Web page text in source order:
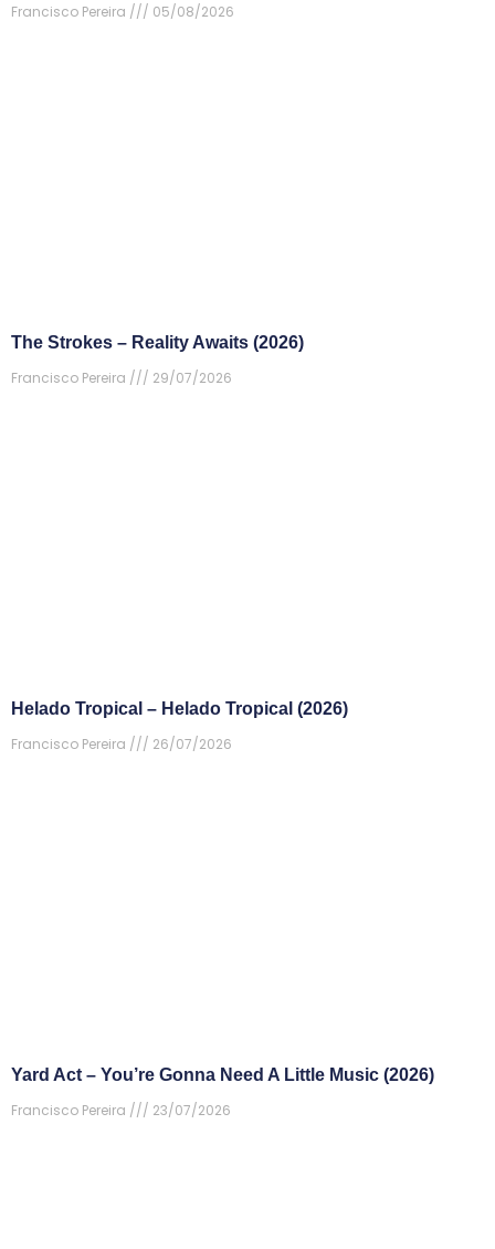
Francisco Pereira
05/08/2026
The Strokes – Reality Awaits (2026)
Francisco Pereira
29/07/2026
Helado Tropical – Helado Tropical (2026)
Francisco Pereira
26/07/2026
Yard Act – You’re Gonna Need A Little Music (2026)
Francisco Pereira
23/07/2026